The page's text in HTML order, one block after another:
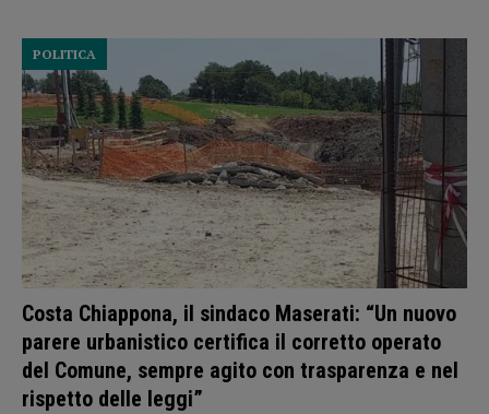
Costa Chiappona, il sindaco Maserati: “Un nuovo
parere urbanistico certifica il corretto operato
del Comune, sempre agito con trasparenza e nel
rispetto delle leggi”
POLITICA